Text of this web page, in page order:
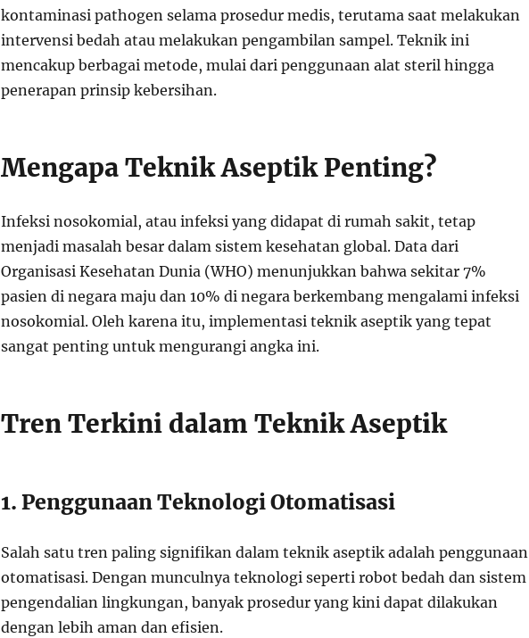
kontaminasi pathogen selama prosedur medis, terutama saat melakukan
intervensi bedah atau melakukan pengambilan sampel. Teknik ini
mencakup berbagai metode, mulai dari penggunaan alat steril hingga
penerapan prinsip kebersihan.
Mengapa Teknik Aseptik Penting?
Infeksi nosokomial, atau infeksi yang didapat di rumah sakit, tetap
menjadi masalah besar dalam sistem kesehatan global. Data dari
Organisasi Kesehatan Dunia (WHO) menunjukkan bahwa sekitar 7%
pasien di negara maju dan 10% di negara berkembang mengalami infeksi
nosokomial. Oleh karena itu, implementasi teknik aseptik yang tepat
sangat penting untuk mengurangi angka ini.
Tren Terkini dalam Teknik Aseptik
1. Penggunaan Teknologi Otomatisasi
Salah satu tren paling signifikan dalam teknik aseptik adalah penggunaan
otomatisasi. Dengan munculnya teknologi seperti robot bedah dan sistem
pengendalian lingkungan, banyak prosedur yang kini dapat dilakukan
dengan lebih aman dan efisien.